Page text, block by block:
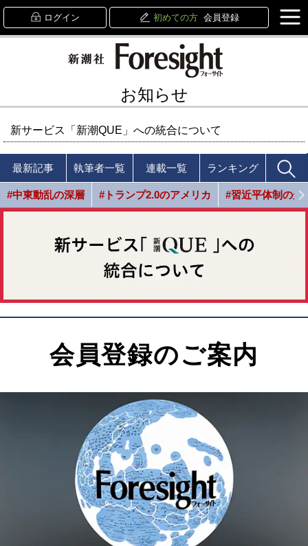
ログイン 初めての方 会員登録
お知らせ
新サービス「新潮QUE」への統合について
最新記事 執筆者一覧 連載一覧 ランキング
#中東動乱の深層 #トランプ2.0のアメリカ #習近平体制の光
会員登録のご案内